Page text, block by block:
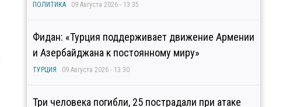
ПОЛИТИКА 09 Августа 2026 - 13:35
Фидан: «Турция поддерживает движение Армении
и Азербайджана к постоянному миру»
ТУРЦИЯ 09 Августа 2026 - 13:30
Три человека погибли, 25 пострадали при атаке